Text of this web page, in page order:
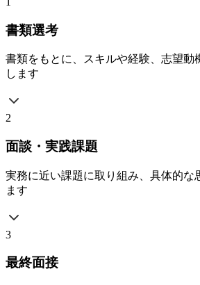
書類選考
書類をもとに、スキルや経験、志望動
します
2
面談・実践課題
実務に近い課題に取り組み、具体的な
ます
3
最終面接